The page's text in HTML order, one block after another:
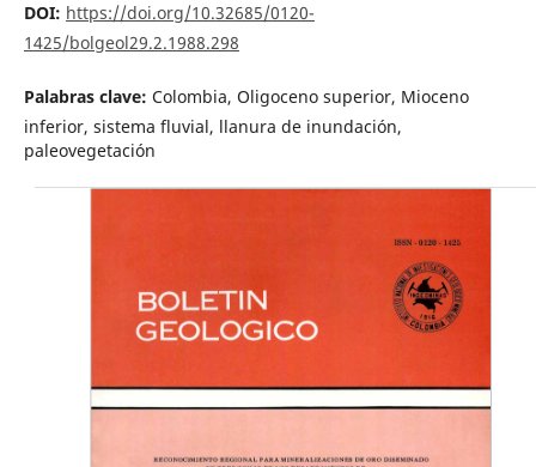
DOI: https://doi.org/10.32685/0120-
1425/bolgeol29.2.1988.298
Palabras clave: Colombia, Oligoceno superior, Mioceno
inferior, sistema fluvial, llanura de inundación,
paleovegetación